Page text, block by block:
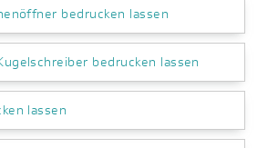
bedrucken lassen
bedrucken lassen
lassen